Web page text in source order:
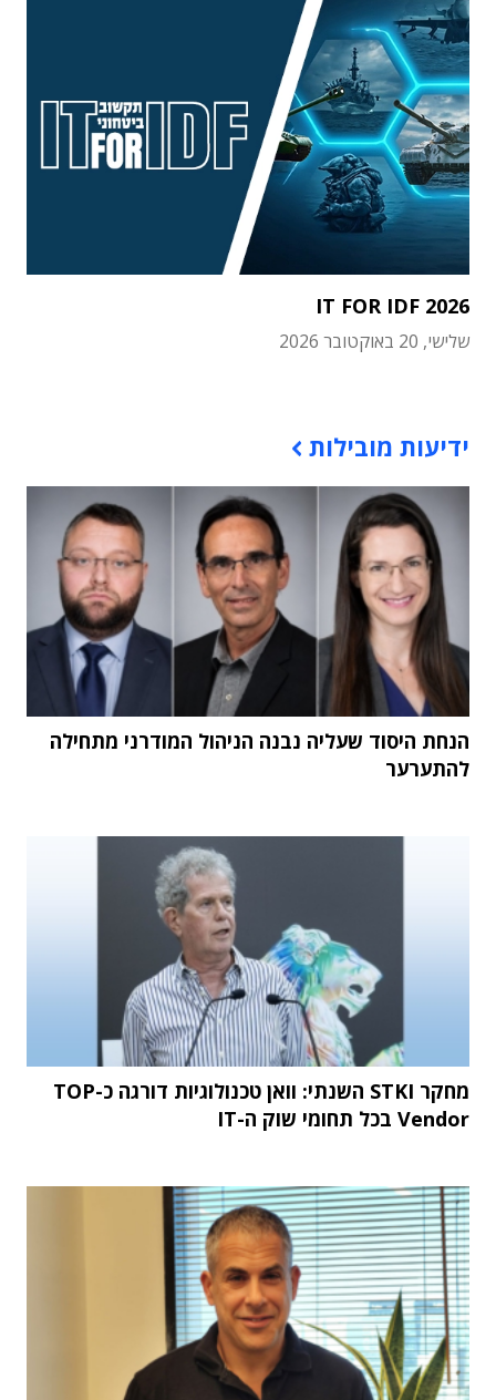
IT FOR IDF 2026
שלישי, 20 באוקטובר 2026
ידיעות מובילות
הנחת היסוד שעליה נבנה הניהול המודרני מתחילה
להתערער
מחקר STKI השנתי: וואן טכנולוגיות דורגה כ-TOP
Vendor בכל תחומי שוק ה-IT